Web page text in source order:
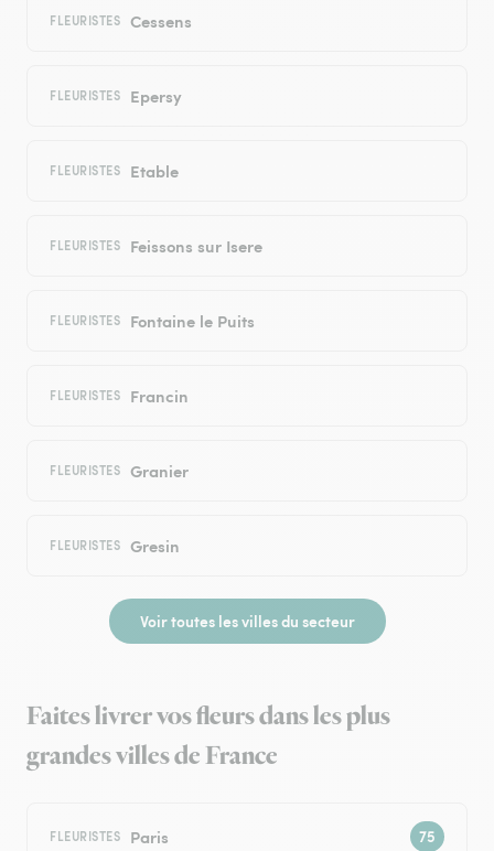
FLEURISTES Cessens
FLEURISTES Epersy
FLEURISTES Etable
FLEURISTES Feissons sur Isere
FLEURISTES Fontaine le Puits
FLEURISTES Francin
FLEURISTES Granier
FLEURISTES Gresin
Voir toutes les villes du secteur
Faites livrer vos fleurs dans les plus
grandes villes de France
FLEURISTES Paris